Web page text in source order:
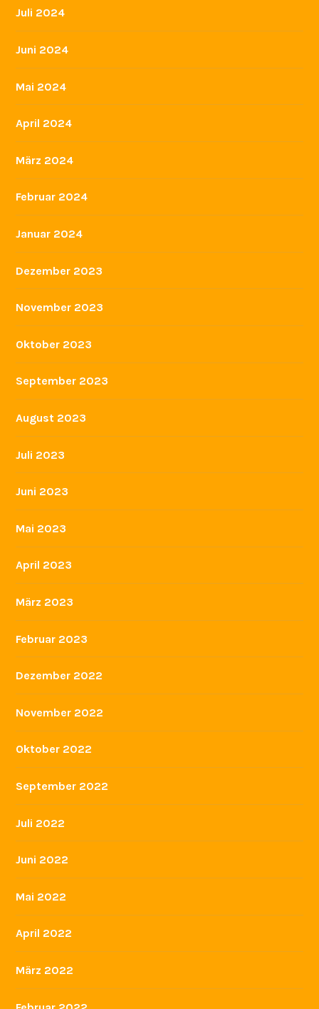
Juli 2024
Juni 2024
Mai 2024
April 2024
März 2024
Februar 2024
Januar 2024
Dezember 2023
November 2023
Oktober 2023
September 2023
August 2023
Juli 2023
Juni 2023
Mai 2023
April 2023
März 2023
Februar 2023
Dezember 2022
November 2022
Oktober 2022
September 2022
Juli 2022
Juni 2022
Mai 2022
April 2022
März 2022